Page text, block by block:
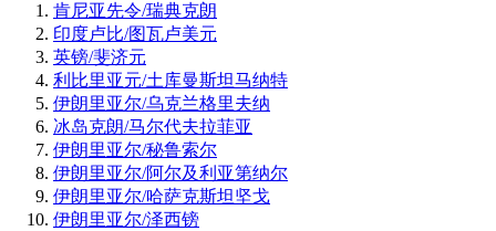
肯尼亚先令/瑞典克朗
印度卢比/图瓦卢美元
英镑/斐济元
利比里亚元/土库曼斯坦马纳特
伊朗里亚尔/乌克兰格里夫纳
冰岛克朗/马尔代夫拉菲亚
伊朗里亚尔/秘鲁索尔
伊朗里亚尔/阿尔及利亚第纳尔
伊朗里亚尔/哈萨克斯坦坚戈
伊朗里亚尔/泽西镑